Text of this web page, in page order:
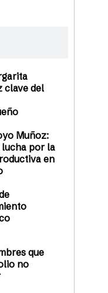
clave del
Muñoz:
lucha por la
en
que
no